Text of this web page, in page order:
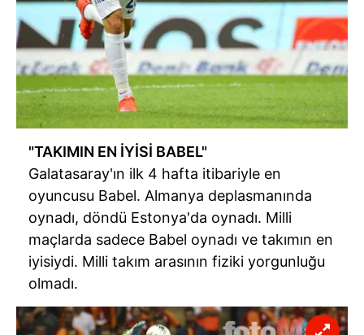
"TAKIMIN EN İYİSİ BABEL"
Galatasaray'ın ilk 4 hafta itibariyle en
oyuncusu Babel. Almanya deplasmanında
oynadı, döndü Estonya'da oynadı. Milli
maçlarda sadece Babel oynadı ve takımın en
iyisiydi. Milli takım arasının fiziki yorgunluğu
olmadı.